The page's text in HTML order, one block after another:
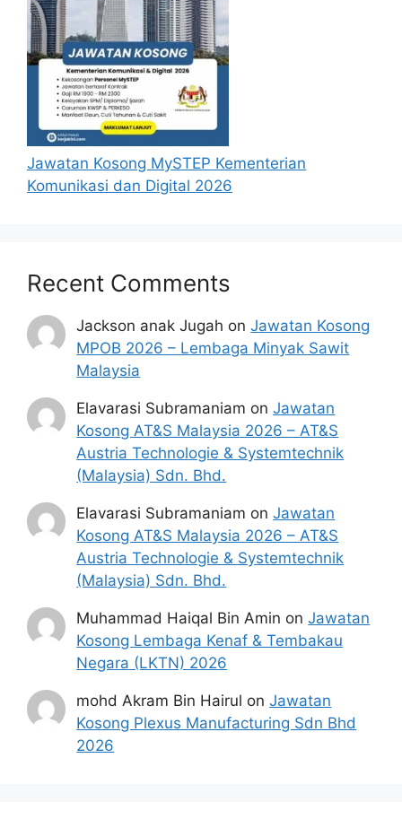
Jawatan Kosong MySTEP Kementerian
Komunikasi dan Digital 2026
Recent Comments
Jackson anak Jugah onJawatan Kosong
MPOB 2026 – Lembaga Minyak Sawit
Malaysia
Elavarasi Subramaniam onJawatan
Kosong AT&S Malaysia 2026 – AT&S
Austria Technologie & Systemtechnik
(Malaysia) Sdn. Bhd.
Elavarasi Subramaniam onJawatan
Kosong AT&S Malaysia 2026 – AT&S
Austria Technologie & Systemtechnik
(Malaysia) Sdn. Bhd.
Muhammad Haiqal Bin Amin onJawatan
Kosong Lembaga Kenaf & Tembakau
Negara (LKTN) 2026
mohd Akram Bin Hairul onJawatan
Kosong Plexus Manufacturing Sdn Bhd
2026